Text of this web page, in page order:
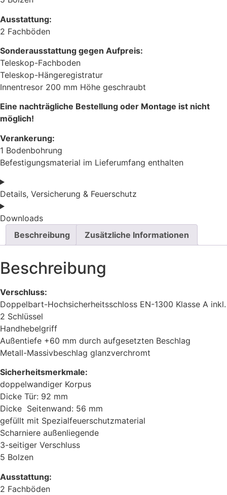
Ausstattung:
2 Fachböden
Sonderausstattung gegen Aufpreis:
Teleskop-Fachboden
Teleskop-Hängeregistratur
Innentresor 200 mm Höhe geschraubt
Eine nachträgliche Bestellung oder Montage ist nicht
möglich!
Verankerung:
1 Bodenbohrung
Befestigungsmaterial im Lieferumfang enthalten
Details, Versicherung & Feuerschutz
Downloads
Beschreibung
Zusätzliche Informationen
Beschreibung
Verschluss:
Doppelbart-Hochsicherheitsschloss EN-1300 Klasse A inkl.
2 Schlüssel
Handhebelgriff
Außentiefe +60 mm durch aufgesetzten Beschlag
Metall-Massivbeschlag glanzverchromt
Sicherheitsmerkmale:
doppelwandiger Korpus
Dicke Tür: 92 mm
Dicke Seitenwand: 56 mm
gefüllt mit Spezialfeuerschutzmaterial
Scharniere außenliegende
3-seitiger Verschluss
5 Bolzen
Ausstattung:
2 Fachböden